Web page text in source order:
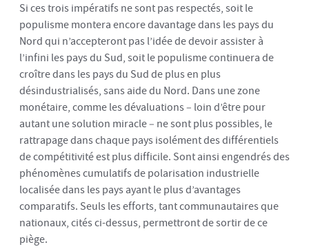
Si ces trois impératifs ne sont pas respectés, soit le
populisme montera encore davantage dans les pays du
Nord qui n’accepteront pas l’idée de devoir assister à
l’infini les pays du Sud, soit le populisme continuera de
croître dans les pays du Sud de plus en plus
désindustrialisés, sans aide du Nord. Dans une zone
monétaire, comme les dévaluations – loin d’être pour
autant une solution miracle – ne sont plus possibles, le
rattrapage dans chaque pays isolément des différentiels
de compétitivité est plus difficile. Sont ainsi engendrés des
phénomènes cumulatifs de polarisation industrielle
localisée dans les pays ayant le plus d’avantages
comparatifs. Seuls les efforts, tant communautaires que
nationaux, cités ci-dessus, permettront de sortir de ce
piège.